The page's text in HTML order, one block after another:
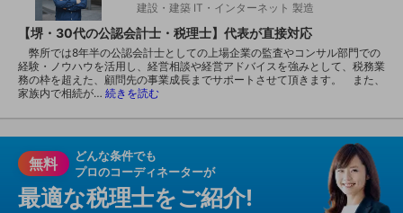
建設・建築 IT・インターネット 製造
【堺・30代の公認会計士・税理士】代表が直接対応
弊所では8年半の公認会計士としての上場企業の監査やコンサル部門での
経験・ノウハウを活用し、経営相談や経営アドバイスを強みとして、税務業
務の枠を超えた、顧問先の事業成長までサポートさせて頂きます。 また、
家族内で相続が… 続きを読む
無料
どんな条件でも
プロのコーディネーターが
最適な税理士をご紹介!